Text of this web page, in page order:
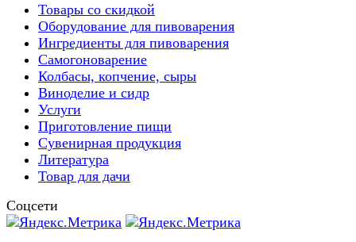
Товары со скидкой
Оборудование для пивоварения
Ингредиенты для пивоварения
Самогоноварение
Колбасы, копчение, сыры
Виноделие и сидр
Услуги
Приготовление пищи
Сувенирная продукция
Литература
Товар для дачи
Соцсети